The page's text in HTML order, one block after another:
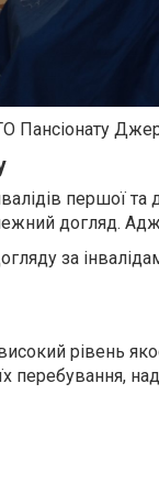
Пансіонату
першої
догляд.
за
рівень
перебування,